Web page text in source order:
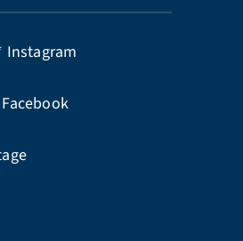
Instagram
Facebook